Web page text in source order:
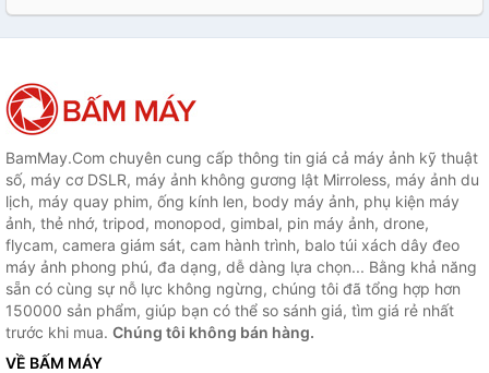
BamMay.Com chuyên cung cấp thông tin giá cả máy ảnh kỹ thuật
số, máy cơ DSLR, máy ảnh không gương lật Mirroless, máy ảnh du
lịch, máy quay phim, ống kính len, body máy ảnh, phụ kiện máy
ảnh, thẻ nhớ, tripod, monopod, gimbal, pin máy ảnh, drone,
flycam, camera giám sát, cam hành trình, balo túi xách dây đeo
máy ảnh phong phú, đa dạng, dễ dàng lựa chọn... Bằng khả năng
sẵn có cùng sự nỗ lực không ngừng, chúng tôi đã tổng hợp hơn
150000 sản phẩm, giúp bạn có thể so sánh giá, tìm giá rẻ nhất
trước khi mua. Chúng tôi không bán hàng.
VỀ BẤM MÁY